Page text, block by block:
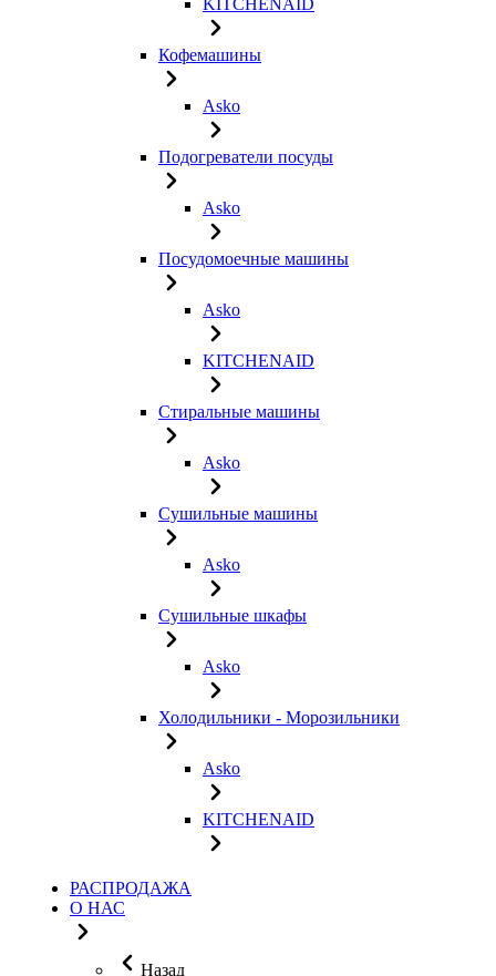
KITCHENAID
Кофемашины
Asko
Подогреватели посуды
Asko
Посудомоечные машины
Asko
KITCHENAID
Стиральные машины
Asko
Сушильные машины
Asko
Сушильные шкафы
Asko
Холодильники - Морозильники
Asko
KITCHENAID
РАСПРОДАЖА
О НАС
Назад